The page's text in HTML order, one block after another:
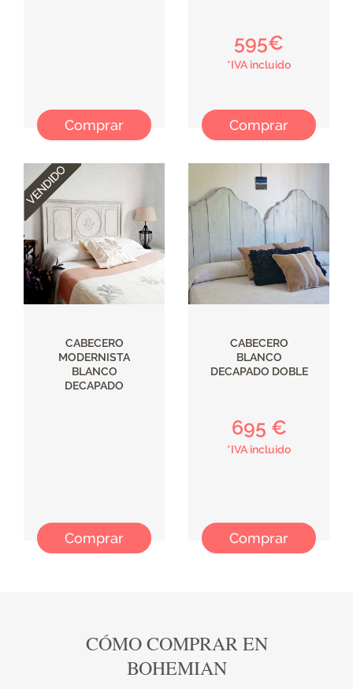
Comprar
595€
*IVA incluido
Comprar
CABECERO
MODERNISTA
BLANCO
DECAPADO
Comprar
CABECERO
BLANCO
DECAPADO DOBLE
695 €
*IVA incluido
Comprar
CÓMO COMPRAR EN
BOHEMIAN